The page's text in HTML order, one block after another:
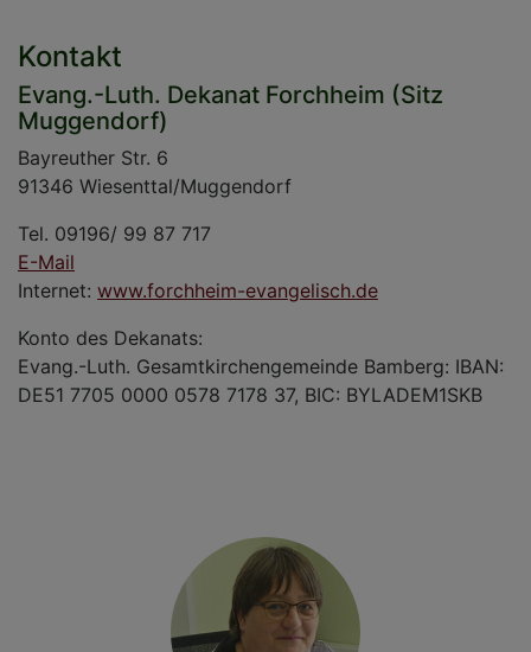
Kontakt
Evang.-Luth. Dekanat Forchheim (Sitz
Muggendorf)
Bayreuther Str. 6
91346 Wiesenttal/Muggendorf
Tel. 09196/ 99 87 717
E-Mail
Internet: www.forchheim-evangelisch.de
Konto des Dekanats:
Evang.-Luth. Gesamtkirchengemeinde Bamberg: IBAN:
DE51 7705 0000 0578 7178 37, BIC: BYLADEM1SKB